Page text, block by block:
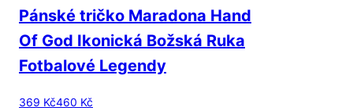
Pánské tričko Maradona Hand
Of God Ikonická Božská Ruka
Fotbalové Legendy
369 Kč460 Kč